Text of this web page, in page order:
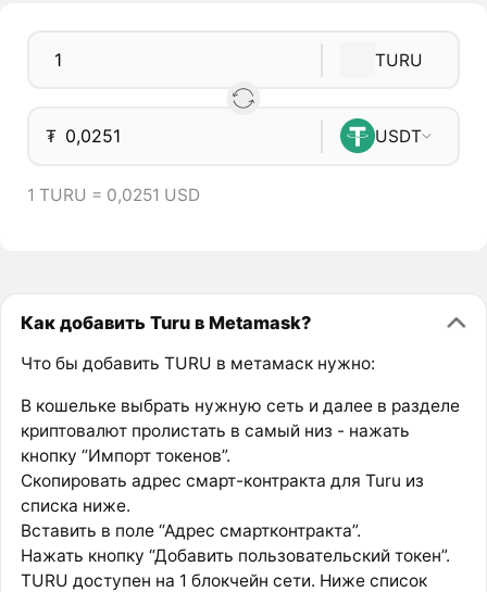
TURU
₮ USDT
1 TURU = 0,0251 USD
Как добавить Turu в Metamask?
Что бы добавить TURU в метамаск нужно:
В кошельке выбрать нужную сеть и далее в разделе
криптовалют пролистать в самый низ - нажать
кнопку “Импорт токенов”.
Скопировать адрес смарт-контракта для Turu из
списка ниже.
Вставить в поле “Адрес смартконтракта”.
Нажать кнопку “Добавить пользовательский токен”.
TURU доступен на 1 блокчейн сети. Ниже список